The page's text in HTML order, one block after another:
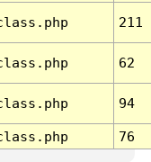
211
62
94
76